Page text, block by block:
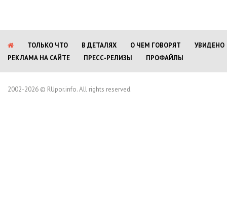
ТОЛЬКО ЧТО В ДЕТАЛЯХ О ЧЕМ ГОВОРЯТ
УВИДЕНО
РЕКЛАМА НА САЙТЕ
ПРЕСС-РЕЛИЗЫ ПРОФАЙЛЫ
2002-2026 © RUpor.info. All rights reserved.